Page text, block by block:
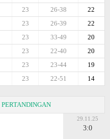
22
26-38
23
22
26-39
23
20
33-49
23
20
22-40
23
19
23-44
23
14
22-51
23
29.11.25
3:0